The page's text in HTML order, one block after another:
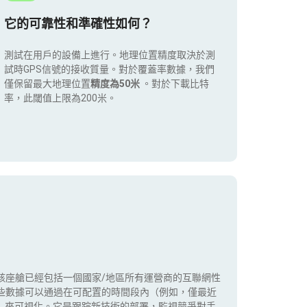
它的可靠性和準確性如何？
測試在用戶的設備上進行。地理位置精度取決於測
試時GPS信號的接收質量。對於覆蓋率數據，我們
僅保留最大地理位置精度為50米 。對於下載比特
率，此閾值上限為200米。
艙已經包括一個國家/地區所有運營商的互聯網性
據可以通過在可配置的時間段內（例如，僅最近